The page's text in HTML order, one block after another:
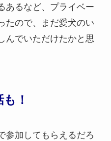
あるなど、プライベー
たので、まだ愛犬のい
んでいただけたかと思
！
参加してもらえるだろ